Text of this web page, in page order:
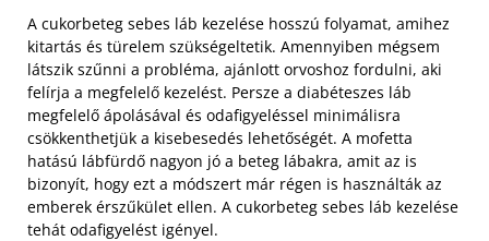
A cukorbeteg sebes láb kezelése hosszú folyamat, amihez
kitartás és türelem szükségeltetik. Amennyiben mégsem
látszik szűnni a probléma, ajánlott orvoshoz fordulni, aki
felírja a megfelelő kezelést. Persze a diabéteszes láb
megfelelő ápolásával és odafigyeléssel minimálisra
csökkenthetjük a kisebesedés lehetőségét. A mofetta
hatású lábfürdő nagyon jó a beteg lábakra, amit az is
bizonyít, hogy ezt a módszert már régen is használták az
emberek érszűkület ellen. A cukorbeteg sebes láb kezelése
tehát odafigyelést igényel.